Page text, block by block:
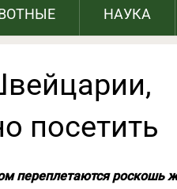
НАУКА
посетить
переплетаются роскошь